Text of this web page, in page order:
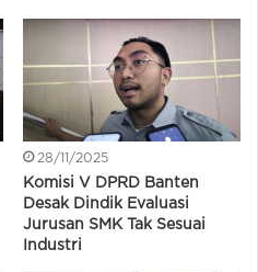
28/11/2025
Komisi V DPRD Banten
Desak Dindik Evaluasi
Jurusan SMK Tak Sesuai
Industri